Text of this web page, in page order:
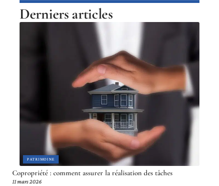
Derniers articles
PATRIMOINE
Copropriété : comment assurer la réalisation des tâches
11 mars 2026